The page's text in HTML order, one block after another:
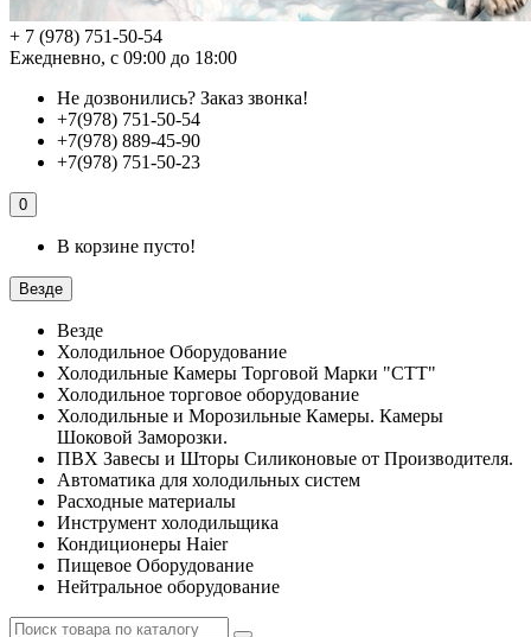
+ 7 (978) 751-50-54
Ежедневно, с 09:00 до 18:00
Не дозвонились? Заказ звонка!
+7(978) 751-50-54
+7(978) 889-45-90
+7(978) 751-50-23
0
В корзине пусто!
Везде
Везде
Холодильное Оборудование
Холодильные Камеры Торговой Марки "СТТ"
Холодильное торговое оборудование
Холодильные и Морозильные Камеры. Камеры
Шоковой Заморозки.
ПВХ Завесы и Шторы Силиконовые от Производителя.
Автоматика для холодильных систем
Расходные материалы
Инструмент холодильщика
Кондиционеры Haier
Пищевое Оборудование
Нейтральное оборудование